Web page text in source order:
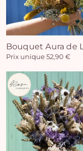
Bouquet Aura de
Prix unique 52,90 €